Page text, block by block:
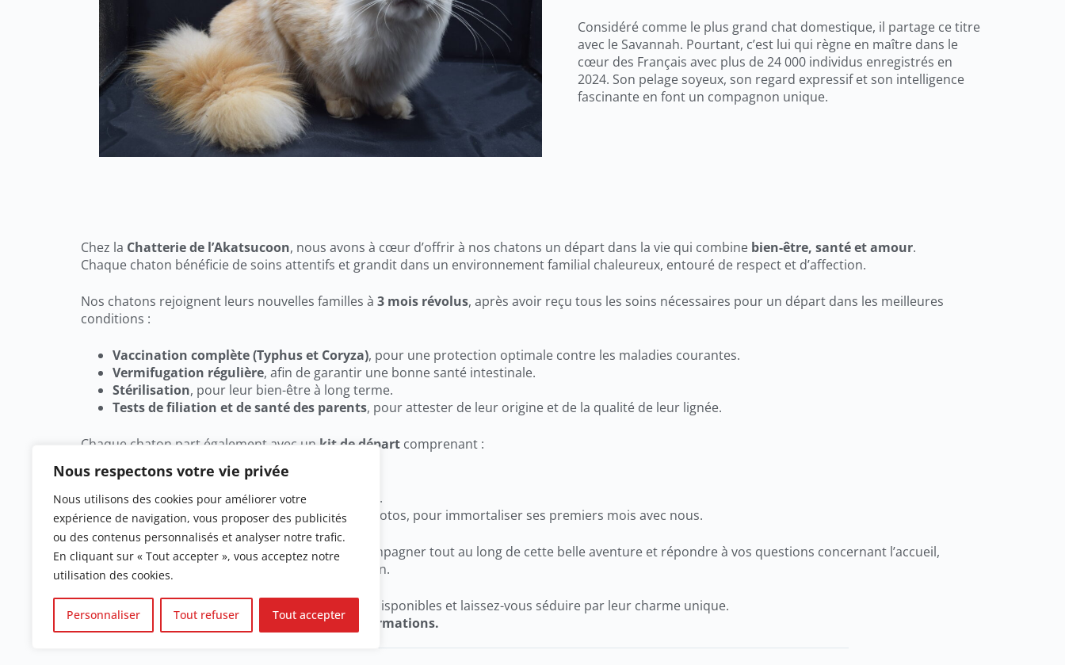
Nous respectons votre vie privée
Nous utilisons des cookies pour améliorer votre
expérience de navigation, vous proposer des publicités
ou des contenus personnalisés et analyser notre trafic.
En cliquant sur « Tout accepter », vous acceptez notre
utilisation des cookies.
Personnaliser Tout refuser Tout accepter
Considéré comme le plus grand chat domestique, il partage ce titre
avec le Savannah. Pourtant, c’est lui qui règne en maître dans le
cœur des Français avec plus de 24 000 individus enregistrés en
2024. Son pelage soyeux, son regard expressif et son intelligence
fascinante en font un compagnon unique.
Chez la Chatterie de l’Akatsucoon, nous avons à cœur d’offrir à nos chatons un départ dans la vie qui combine bien-être, santé et amour.
Chaque chaton bénéficie de soins attentifs et grandit dans un environnement familial chaleureux, entouré de respect et d’affection.
Nos chatons rejoignent leurs nouvelles familles à 3 mois révolus, après avoir reçu tous les soins nécessaires pour un départ dans les meilleures
conditions :
Vaccination complète (Typhus et Coryza), pour une protection optimale contre les maladies courantes.
Vermifugation régulière, afin de garantir une bonne santé intestinale.
Stérilisation, pour leur bien-être à long terme.
Tests de filiation et de santé des parents, pour attester de leur origine et de la qualité de leur lignée.
Chaque chaton part également avec un kit de départ comprenant :
Des croquettes adaptées à ses besoins.
Des jouets pour son confort et son bien-être.
Des souvenirs personnalisés, comme des photos, pour immortaliser ses premiers mois avec nous.
Nous restons à votre disposition pour vous accompagner tout au long de cette belle aventure et répondre à vos questions concernant l’accueil,
l’alimentation ou le suivi de votre futur compagnon.
Découvrez ci-dessous nos chatons actuellement disponibles et laissez-vous séduire par leur charme unique.
N’hésitez pas à nous contacter pour plus d’informations.